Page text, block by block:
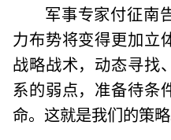
军事专家付征南
力布势将变得更加立
战略战术，动态寻找
系的弱点，准备待条
命。这就是我们的策略